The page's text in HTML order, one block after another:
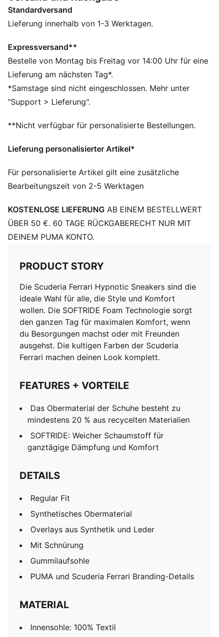
FEATURES + VORTEILE
Das Obermaterial der Schuhe besteht zu mindestens
SOFTRIDE: Weicher Schaumstoff für ganztägige
Dämpfung und Komfort
DETAILS
Regular Fit
Synthetisches Obermaterial
Overlays aus Synthetik und Leder
Gummilaufsohle
Standardversand
Lieferung innerhalb von 1-3 Werktagen.
Expressversand**
Bestelle von Montag bis Freitag vor 14:00 Uhr für eine
Lieferung am nächsten Tag*.
*Samstage sind nicht eingeschlossen. Mehr unter
"Support > Lieferung".
**Nicht verfügbar für personalisierte Bestellungen.
Lieferung personalisierter Artikel*
Für personalisierte Artikel gilt eine zusätzliche
Bearbeitungszeit von 2-5 Werktagen
KOSTENLOSE LIEFERUNG AB EINEM BESTELLWERT
ÜBER 50 €. 60 TAGE RÜCKGABERECHT NUR MIT
DEINEM PUMA KONTO.
PRODUCT STORY
Die Scuderia Ferrari Hypnotic Sneakers sind die
ideale Wahl für alle, die Style und Komfort
wollen. Die SOFTRIDE Foam Technologie sorgt
den ganzen Tag für maximalen Komfort, wenn
du Besorgungen machst oder mit Freunden
ausgehst. Die kultigen Farben der Scuderia
Ferrari machen deinen Look komplett.
FEATURES + VORTEILE
Das Obermaterial der Schuhe besteht zu
mindestens 20 % aus recycelten Materialien
SOFTRIDE: Weicher Schaumstoff für
ganztägige Dämpfung und Komfort
DETAILS
Regular Fit
Synthetisches Obermaterial
Overlays aus Synthetik und Leder
Mit Schnürung
Gummilaufsohle
PUMA und Scuderia Ferrari Branding-Details
MATERIAL
Innensohle: 100% Textil